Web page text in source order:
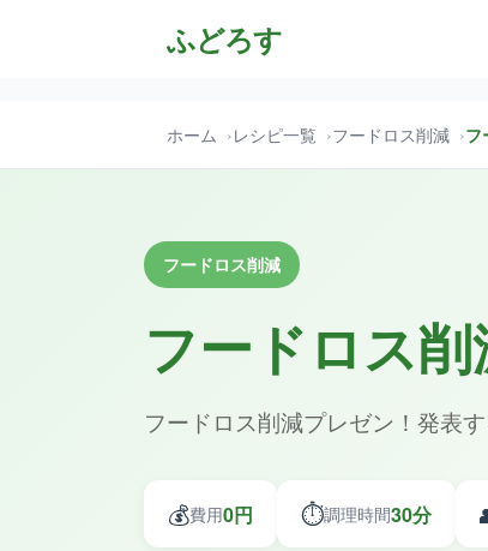
ふどろす
ホーム レシピ一覧 フードロス削減 フ
フードロス削減
フードロス
フードロス削減プレゼン！発表
💰費用0円 ⏱️調理時間30分